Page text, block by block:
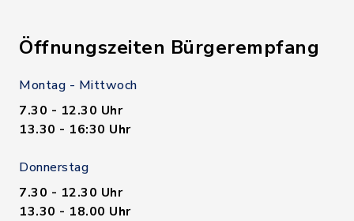
Öffnungszeiten Bürgerempfang
Montag - Mittwoch
7.30 - 12.30 Uhr
13.30 - 16:30 Uhr
Donnerstag
7.30 - 12.30 Uhr
13.30 - 18.00 Uhr